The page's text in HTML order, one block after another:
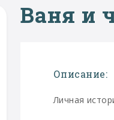
Ваня и
Описание:
Личная